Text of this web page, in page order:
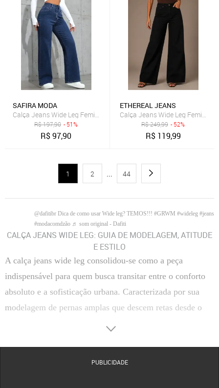
SAFIRA MODA
Calça Jeans Wide Leg Feminina Safira Moda Pantalona Azul Escuro
R$197,90 - 51%
R$97,90
ETHEREAL JEANS
Calça Jeans Wide Leg
R$249,99 - 52%
R$ 119,99
1 2 ... 44
@dafitibr Dica de como usar Wide leg? TEMOS!!! #GRWM #wideleg #jeans
#modacomdzão ♬ som original - Dafiti
CALÇA JEANS WIDE LEG: GUIA DE MODELAGEM, ATITUDE
E ESTILO
A calça jeans wide leg consolidou-se como a peça
indispensável para quem busca transitar entre o conforto
absoluto e a sofisticação urbana. Caracterizada por sua
modelagem de pernas amplas que descem retas desde o
PUBLICIDADE